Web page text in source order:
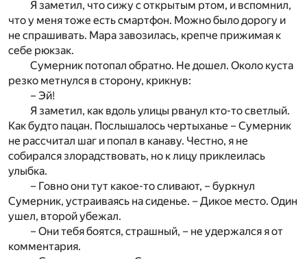
Я заметил, что сижу с открытым ртом, и вспомнил,
что у меня тоже есть смартфон. Можно было дорогу и
не спрашивать. Мара завозилась, крепче прижимая к
себе рюкзак.
Сумерник потопал обратно. Не дошел. Около куста
резко метнулся в сторону, крикнув:
– Эй!
Я заметил, как вдоль улицы рванул кто-то светлый.
Как будто пацан. Послышалось чертыханье – Сумерник
не рассчитал шаг и попал в канаву. Честно, я не
собирался злорадствовать, но к лицу приклеилась
улыбка.
– Говно они тут какое-то сливают, – буркнул
Сумерник, устраиваясь на сиденье. – Дикое место. Один
ушел, второй убежал.
– Они тебя боятся, страшный, – не удержался я от
комментария.